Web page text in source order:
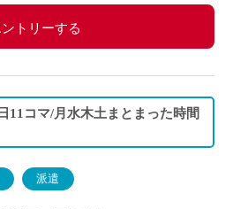
ントリーする
11コマ/月水木土まとまった時間
派遣